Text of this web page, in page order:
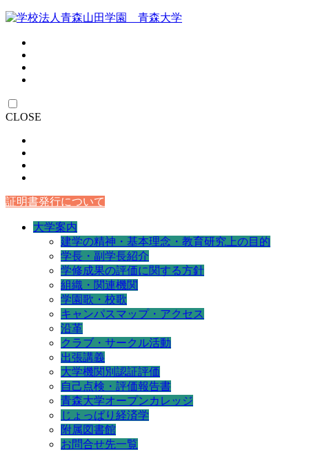
CLOSE
証明書発行について
大学案内
建学の精神・基本理念・教育研究上の目的
学長・副学長紹介
学修成果の評価に関する方針
組織・関連機関
学園歌・校歌
キャンパスマップ・アクセス
沿革
クラブ・サークル活動
出張講義
大学機関別認証評価
自己点検・評価報告書
青森大学オープンカレッジ
じょっぱり経済学
附属図書館
お問合せ先一覧